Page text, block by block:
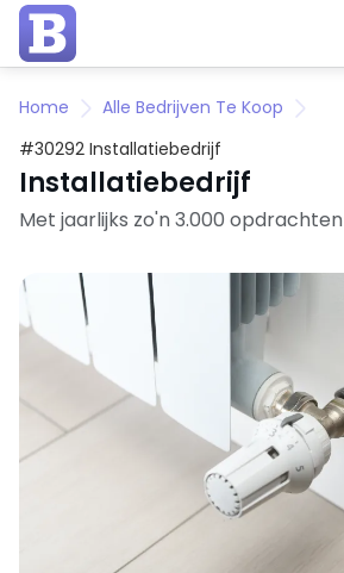
Home
Alle Bedrijven Te Koop
#30292 Installatiebedrijf
Installatiebedrijf
Met jaarlijks zo'n 3.000 opdrachten